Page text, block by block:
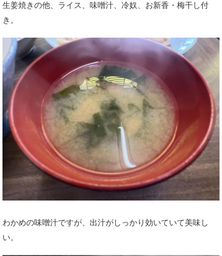
生姜焼きの他、ライス、味噌汁、冷奴、お新香・梅干し付
き。
わかめの味噌汁ですが、出汁がしっかり効いていて美味し
い。